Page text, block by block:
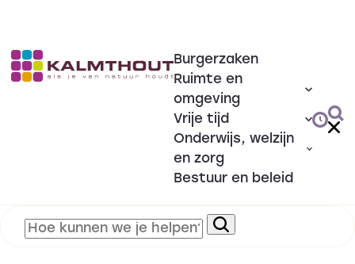
Burgerzaken
Ruimte en
omgeving
Vrije tijd
Onderwijs, welzijn
en zorg
Bestuur en beleid